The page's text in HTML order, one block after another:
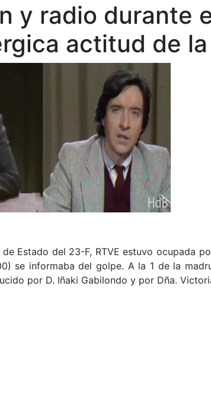
y radio durante
actitud de la
Estado del 23-F, RTVE estuvo ocupada
se informaba del golpe. A la 1 de la
por D. Iñaki Gabilondo y por Dña.